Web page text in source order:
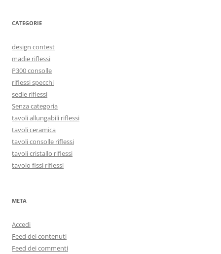
CATEGORIE
design contest
madie riflessi
P300 consolle
riflessi specchi
sedie riflessi
Senza categoria
tavoli allungabili riflessi
tavoli ceramica
tavoli consolle riflessi
tavoli cristallo riflessi
tavolo fissi riflessi
META
Accedi
Feed dei contenuti
Feed dei commenti